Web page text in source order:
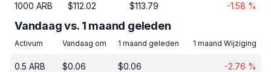
1000 ARB $112.02 $113.79 -1.58 %
Vandaag vs. 1 maand geleden
Activum Vandaag om 1 maand geleden 1 maand Wijziging
0.5 ARB $0.06 $0.06 -2.76 %